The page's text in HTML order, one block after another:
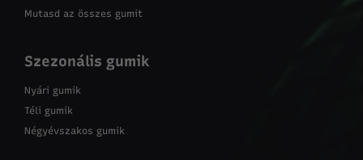
Mutasd az összes gumit
Szezonális gumik
Nyári gumik
Téli gumik
Négyévszakos gumik